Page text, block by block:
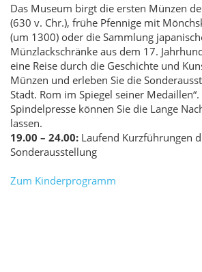
Das Museum birgt die ersten Münzen
(630 v. Chr.), frühe Pfennige mit
(um 1300) oder die Sammlung
Münzlackschränke aus dem 17.
eine Reise durch die Geschichte und
Münzen und erleben Sie die
Stadt. Rom im Spiegel seiner
Spindelpresse können Sie die Lange
lassen.
19.00 – 24.00: Laufend Kurzführungen
Sonderausstellung
Zum Kinderprogramm